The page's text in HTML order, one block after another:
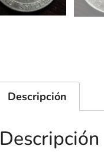
Descripción
Descripción